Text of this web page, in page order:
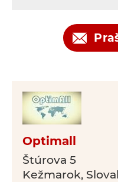
Optimall
Štúrova 5
Kežmarok,